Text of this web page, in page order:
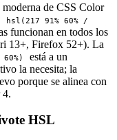
de CSS Color
hsl(217 91% 60% /
funcionan en todos los
13+, Firefox 52+). La
está a un
la necesita; la
porque se alinea con
4.
HSL